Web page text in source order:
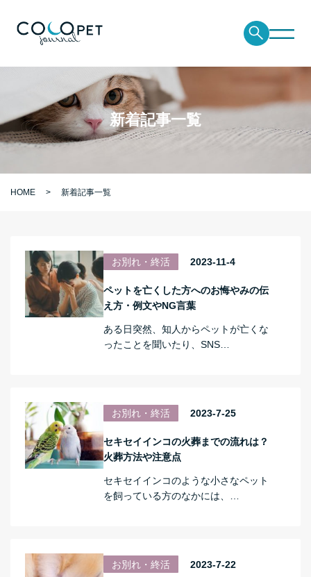
新着記事一覧
HOME 新着記事一覧
お別れ・終活 2023-11-4
ペットを亡くした方へのお悔やみの伝
え方・例文やNG言葉
ある日突然、知人からペットが亡くな
ったことを聞いたり、SNS…
お別れ・終活 2023-7-25
セキセイインコの火葬までの流れは？
火葬方法や注意点
セキセイインコのような小さなペット
を飼っている方のなかには、…
お別れ・終活 2023-7-22